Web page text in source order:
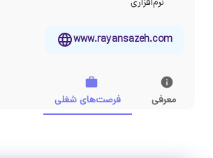
نرم‌افزاری
www.rayansazeh.com
معرفی فرصت‌های شغلی